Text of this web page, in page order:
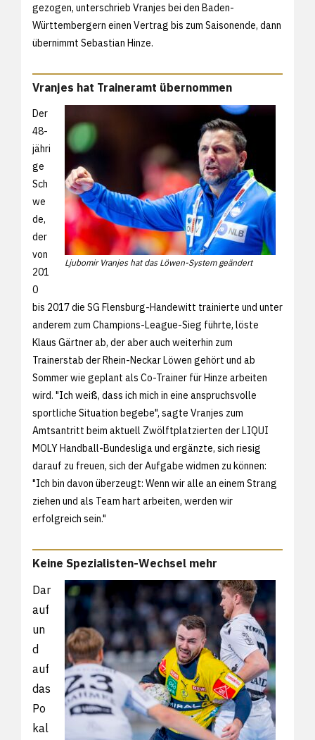
gezogen, unterschrieb Vranjes bei den Baden-
Württembergern einen Vertrag bis zum Saisonende, dann
übernimmt Sebastian Hinze.
Vranjes hat Traineramt übernommen
Ljubomir Vranjes hat das Löwen-System geändert
Der
48-
jähri
ge
Sch
we
de,
der
von
201
0
bis 2017 die SG Flensburg-Handewitt trainierte und unter
anderem zum Champions-League-Sieg führte, löste
Klaus Gärtner ab, der aber auch weiterhin zum
Trainerstab der Rhein-Neckar Löwen gehört und ab
Sommer wie geplant als Co-Trainer für Hinze arbeiten
wird. "Ich weiß, dass ich mich in eine anspruchsvolle
sportliche Situation begebe", sagte Vranjes zum
Amtsantritt beim aktuell Zwölftplatzierten der LIQUI
MOLY Handball-Bundesliga und ergänzte, sich riesig
darauf zu freuen, sich der Aufgabe widmen zu können:
"Ich bin davon überzeugt: Wenn wir alle an einem Strang
ziehen und als Team hart arbeiten, werden wir
erfolgreich sein."
Keine Spezialisten-Wechsel mehr
Dar
auf
un
d
auf
das
Po
kal